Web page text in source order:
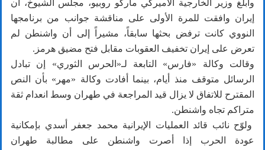
وأبلغ وزير الخارجية الأميركي ماركو روبيو، مجلس الشيوخ، أن
إيران وافقت للمرة الأولى على مناقشة جوانب من برنامجها
النووي كانت ترفض بحثها سابقاً، مشيراً إلى أن واشنطن لم
تعرض على إيران تخفيف العقوبات مقابل فتح مضيق هرمز.
وقالت وكالة «فارس» التابعة لـ«الحرس الثوري» إن تبادل
الرسائل متوقف منذ أيام، بينما أفادت وكالة «مهر» بأن النص
المقترح للاتفاق لا يزال قيد المراجعة في طهران وسط انعدام ثقة
متراكم تجاه واشنطن.
ولوّح نائب قائد العمليات الإيرانية محمد جعفر أسدي بإمكانية
عودة الحرب إذا أصرت واشنطن على مطالبة طهران